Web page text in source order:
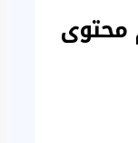
محتوى